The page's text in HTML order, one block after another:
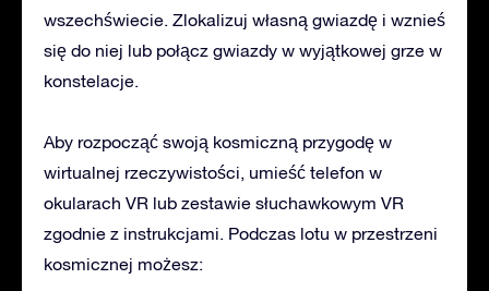
wszechświecie. Zlokalizuj własną gwiazdę i wznieś
się do niej lub połącz gwiazdy w wyjątkowej grze w
konstelacje.
Aby rozpocząć swoją kosmiczną przygodę w
wirtualnej rzeczywistości, umieść telefon w
okularach VR lub zestawie słuchawkowym VR
zgodnie z instrukcjami. Podczas lotu w przestrzeni
kosmicznej możesz: